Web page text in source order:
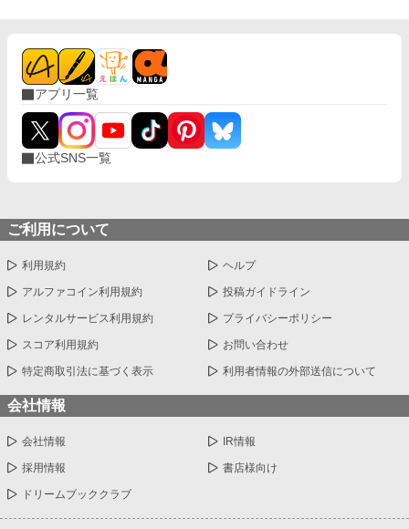
アプリ一覧
公式SNS一覧
ご利用について
利用規約 ヘルプ
アルファコイン利用規約 投稿ガイドライン
レンタルサービス利用規約 プライバシーポリシー
スコア利用規約 お問い合わせ
特定商取引法に基づく表示 利用者情報の外部送信について
会社情報
会社情報 IR情報
採用情報 書店様向け
ドリームブッククラブ